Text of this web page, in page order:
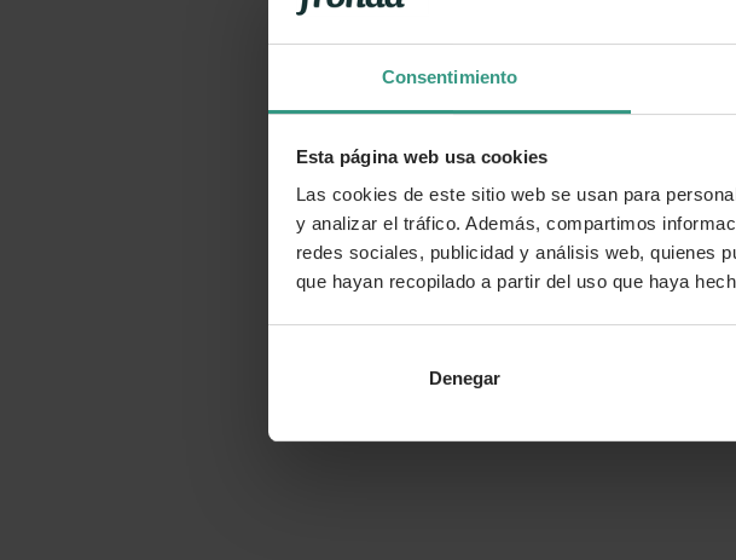
Consentimiento
Esta página web usa cookies
Las cookies de este sitio web se usan para
y analizar el tráfico. Además, compartimos
redes sociales, publicidad y análisis web, quienes
que hayan recopilado a partir del uso que haya
Denegar